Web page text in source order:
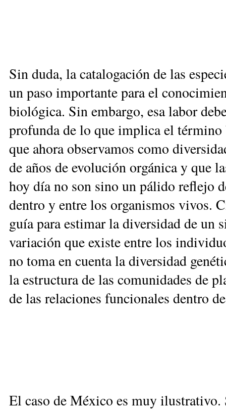
Sin duda, la catalogación de las
un paso importante para el
biológica. Sin embargo, esa labor
profunda de lo que implica el
que ahora observamos como
de años de evolución orgánica y que
hoy día no son sino un pálido reflejo
dentro y entre los organismos vivos.
guía para estimar la diversidad de un
variación que existe entre los
no toma en ­cuenta la diversidad
la estructura de las comunidades de
de las relaciones funcionales dentro
El caso de México es muy ilustrativo.